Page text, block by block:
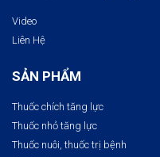
Video
Liên Hệ
SẢN PHẨM
Thuốc chích tăng lực
Thuốc nhỏ tăng lực
Thuốc nuôi, thuốc trị bệnh​